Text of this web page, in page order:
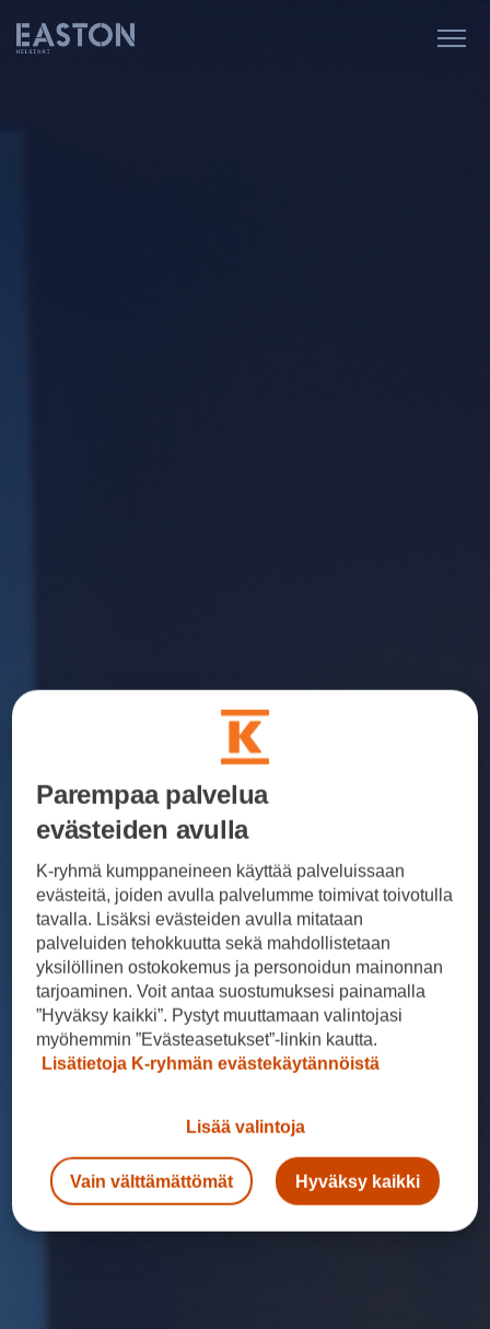
Parempaa palvelua
evästeiden avulla
K-ryhmä kumppaneineen käyttää palveluissaan
evästeitä, joiden avulla palvelumme toimivat toivotulla
tavalla. Lisäksi evästeiden avulla mitataan
palveluiden tehokkuutta sekä mahdollistetaan
yksilöllinen ostokokemus ja personoidun mainonnan
tarjoaminen. Voit antaa suostumuksesi painamalla
”Hyväksy kaikki”. Pystyt muuttamaan valintojasi
myöhemmin ”Evästeasetukset”-linkin kautta.
Lisätietoja K-ryhmän evästekäytännöistä
Lisää valintoja
Vain välttämättömät Hyväksy kaikki